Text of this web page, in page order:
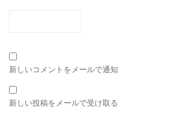
新しいコメントをメールで通知
新しい投稿をメールで受け取る